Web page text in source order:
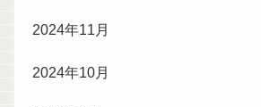
2024年11月
2024年10月